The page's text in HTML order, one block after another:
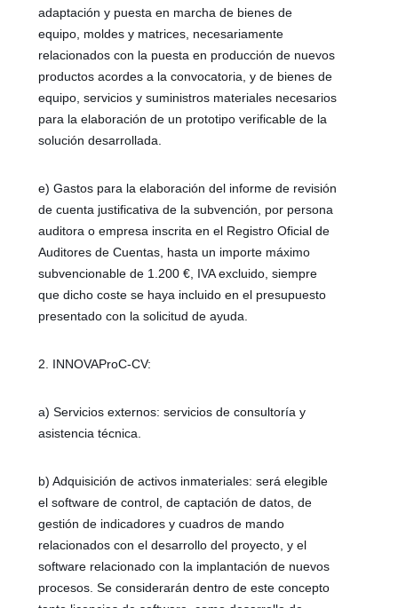
adaptación y puesta en marcha de bienes de
equipo, moldes y matrices, necesariamente
relacionados con la puesta en producción de nuevos
productos acordes a la convocatoria, y de bienes de
equipo, servicios y suministros materiales necesarios
para la elaboración de un prototipo verificable de la
solución desarrollada.
e) Gastos para la elaboración del informe de revisión
de cuenta justificativa de la subvención, por persona
auditora o empresa inscrita en el Registro Oficial de
Auditores de Cuentas, hasta un importe máximo
subvencionable de 1.200 €, IVA excluido, siempre
que dicho coste se haya incluido en el presupuesto
presentado con la solicitud de ayuda.
2. INNOVAProC-CV:
a) Servicios externos: servicios de consultoría y
asistencia técnica.
b) Adquisición de activos inmateriales: será elegible
el software de control, de captación de datos, de
gestión de indicadores y cuadros de mando
relacionados con el desarrollo del proyecto, y el
software relacionado con la implantación de nuevos
procesos. Se considerarán dentro de este concepto